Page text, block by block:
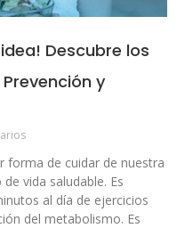
Descubre los
y
forma de cuidar de nuestra
vida saludable. Es
al día de ejercicios
del metabolismo. Es